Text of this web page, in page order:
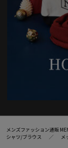
メンズファッション通販
シャツ/ブラウス
メ